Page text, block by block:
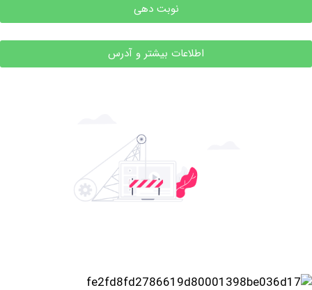
نوبت دهی
اطلاعات بیشتر و آدرس